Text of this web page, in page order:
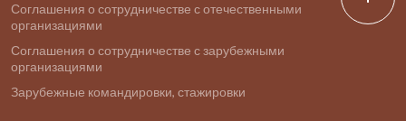
Соглашения о сотрудничестве с отечественными
организациями
Соглашения о сотрудничестве с зарубежными
организациями
Зарубежные командировки, стажировки